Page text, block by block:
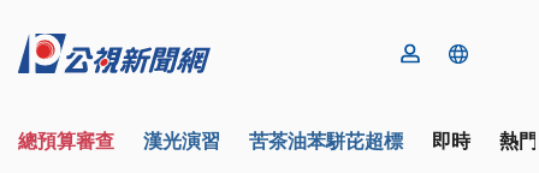
總預算審查 漢光演習 苦茶油苯駢芘超標 即時 熱